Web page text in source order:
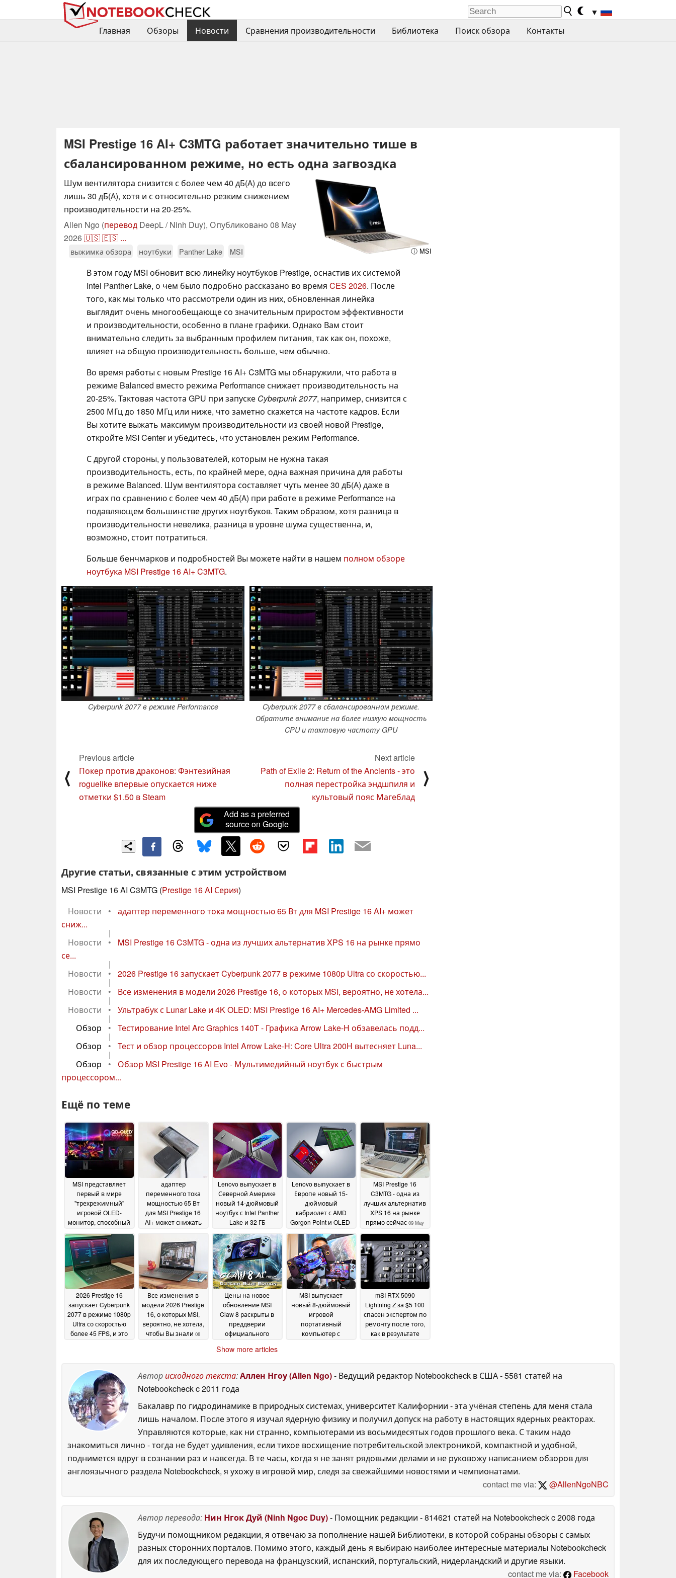
▼
Главная
Обзоры Новости Сравнения производительности Библиотека Поиск обзора Контакты
MSI Prestige 16 AI+ C3MTG работает значительно тише в
сбалансированном режиме, но есть одна загвоздка
ⓘ MSI
Шум вентилятора снизится с более чем 40 дБ(А) до всего
лишь 30 дБ(А), хотя и с относительно резким снижением
производительности на 20-25%.
Allen Ngo (перевод DeepL / Ninh Duy), Опубликовано 08 May
2026🇺🇸🇪🇸 ...
выжимка обзора ноутбуки Panther Lake MSI
В этом году MSI обновит всю линейку ноутбуков Prestige, оснастив их системой
Intel Panther Lake, о чем было подробно рассказано во время CES 2026. После
того, как мы только что рассмотрели один из них, обновленная линейка
выглядит очень многообещающе со значительным приростом эффективности
и производительности, особенно в плане графики. Однако Вам стоит
внимательно следить за выбранным профилем питания, так как он, похоже,
влияет на общую производительность больше, чем обычно.
Во время работы с новым Prestige 16 AI+ C3MTG мы обнаружили, что работа в
режиме Balanced вместо режима Performance снижает производительность на
20-25%. Тактовая частота GPU при запуске Cyberpunk 2077, например, снизится с
2500 МГц до 1850 МГц или ниже, что заметно скажется на частоте кадров. Если
Вы хотите выжать максимум производительности из своей новой Prestige,
откройте MSI Center и убедитесь, что установлен режим Performance.
С другой стороны, у пользователей, которым не нужна такая
производительность, есть, по крайней мере, одна важная причина для работы
в режиме Balanced. Шум вентилятора составляет чуть менее 30 дБ(А) даже в
играх по сравнению с более чем 40 дБ(А) при работе в режиме Performance на
подавляющем большинстве других ноутбуков. Таким образом, хотя разница в
производительности невелика, разница в уровне шума существенна, и,
возможно, стоит потратиться.
Больше бенчмарков и подробностей Вы можете найти в нашем полном обзоре
ноутбука MSI Prestige 16 AI+ C3MTG.
Cyberpunk 2077 в режиме Performance
Cyberpunk 2077 в сбалансированном режиме.
Обратите внимание на более низкую мощность
CPU и тактовую частоту GPU
⟨
Previous article
Покер против драконов: Фэнтезийная
roguelike впервые опускается ниже
отметки $1.50 в Steam
Next article
Path of Exile 2: Return of the Ancients - это
полная перестройка эндшпиля и
культовый пояс Магеблад
⟩
Add as a preferred
source on Google
Другие статьи, связанные с этим устройством
MSI Prestige 16 AI C3MTG (Prestige 16 AI Серия)
Новости
•
адаптер переменного тока мощностью 65 Вт для MSI Prestige 16 AI+ может
сниж...
|
Новости
•
MSI Prestige 16 C3MTG - одна из лучших альтернатив XPS 16 на рынке прямо
се...
|
Новости
• 2026 Prestige 16 запускает Cyberpunk 2077 в режиме 1080p Ultra со скоростью...
|
Новости
• Все изменения в модели 2026 Prestige 16, о которых MSI, вероятно, не хотела...
|
Новости
• Ультрабук с Lunar Lake и 4K OLED: MSI Prestige 16 AI+ Mercedes-AMG Limited ...
|
Обзор
• Тестирование Intel Arc Graphics 140T - Графика Arrow Lake-H обзавелась подд...
|
Обзор
• Тест и обзор процессоров Intel Arrow Lake-H: Core Ultra 200H вытесняет Luna...
|
Обзор
•
Обзор MSI Prestige 16 AI Evo - Мультимедийный ноутбук с быстрым
процессором...
Ещё по теме
MSI представляет
первый в мире
"трехрежимный"
игровой OLED-
монитор, способный
до 4K 360 Гц
2026
адаптер
переменного тока
мощностью 65 Вт
для MSI Prestige 16
AI+ может снижать
May 2026
Lenovo выпускает в
Северной Америке
новый 14-дюймовый
ноутбук с Intel Panther
Lake и 32 ГБ
памяти09 May 2026
Lenovo выпускает в
Европе новый 15-
дюймовый
кабриолет с AMD
Gorgon Point и OLED-
разрешением 1,100
нит09 May 2026
MSI Prestige 16
C3MTG - одна из
лучших альтернатив
XPS 16 на рынке
прямо сейчас 09 May
2026
2026 Prestige 16
запускает Cyberpunk
2077 в режиме 1080p
Ultra со скоростью
более 45 FPS, и это
Все изменения в
модели 2026 Prestige
16, о которых MSI,
вероятно, не хотела,
чтобы Вы знали 08
Цены на новое
обновление MSI
Claw 8 раскрыты в
преддверии
официального
MSI выпускает
новый 8-дюймовый
игровой
портативный
компьютер с
€1,59930 April 2026
mSI RTX 5090
Lightning Z за $5 100
спасен экспертом по
ремонту после того,
как в результате
Show more articles
Авторисходного текста:Аллен Нгоу (Allen Ngo)- Ведущий редактор Notebookcheck в США- 5581 статей на
Notebookcheckc 2011 года
Бакалавр по гидродинамике в природных системах, университет Калифорнии - эта учёная степень для меня стала
лишь началом. После этого я изучал ядерную физику и получил допуск на работу в настоящих ядерных реакторах.
Управляются которые, как ни странно, компьютерами из восьмидесятых годов прошлого века. С таким надо
знакомиться лично - тогда не будет удивления, если тихое восхищение потребительской электроникой, компактной и удобной,
поднимется вдруг в сознании раз и навсегда. В те часы, когда я не занят рядовыми делами и не руковожу написанием обзоров для
англоязычного раздела Notebookcheck, я ухожу в игровой мир, следя за свежайшими новостями и чемпионатами.
contact me via:
@AllenNgoNBC
Автор перевода: Нин Нгок Дуй (Ninh Ngoc Duy)- Помощник редакции - 814621 статей на Notebookcheckc 2008 года
Будучи помощником редакции, я отвечаю за пополнение нашей Библиотеки, в которой собраны обзоры с самых
разных сторонних порталов. Помимо этого, каждый день я выбираю наиболее интересные материалы Notebookcheck
для их последующего перевода на французский, испанский, португальский, нидерландский и другие языки.
contact me via:
Facebook